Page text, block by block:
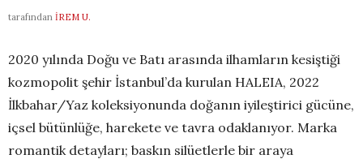
tarafından İREM U.
2020 yılında Doğu ve Batı arasında ilhamların kesiştiği
kozmopolit şehir İstanbul’da kurulan HALEIA, 2022
İlkbahar/Yaz koleksiyonunda doğanın iyileştirici gücüne,
içsel bütünlüğe, harekete ve tavra odaklanıyor. Marka
romantik detayları; baskın silüetlerle bir araya